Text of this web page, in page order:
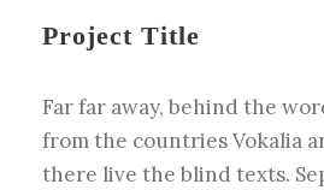
Project Title
Far far away, behind the
from the countries Vokalia
there live the blind texts.